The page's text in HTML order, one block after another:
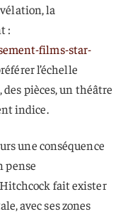
la
:
films-star-
l’échelle
des pièces, un théâtre
indice.
une conséquence
pense
fait exister
avec ses zones